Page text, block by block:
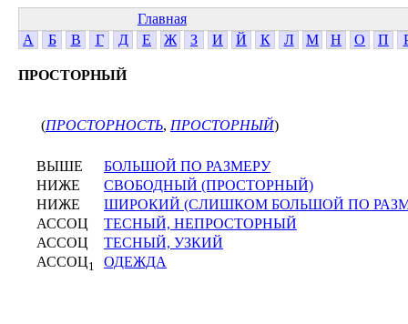
Главная
А
Б В Г Д Е Ж З И Й К Л М Н О П
ПРОСТОРНЫЙ
(ПРОСТОРНОСТЬ, ПРОСТОРНЫЙ)
ВЫШЕ
БОЛЬШОЙ ПО РАЗМЕРУ
НИЖЕ
СВОБОДНЫЙ (ПРОСТОРНЫЙ)
НИЖЕ
ШИРОКИЙ (СЛИШКОМ БОЛЬШОЙ ПО
АССОЦ
ТЕСНЫЙ, НЕПРОСТОРНЫЙ
АССОЦ
ТЕСНЫЙ, УЗКИЙ
АССОЦ1 ОДЕЖДА